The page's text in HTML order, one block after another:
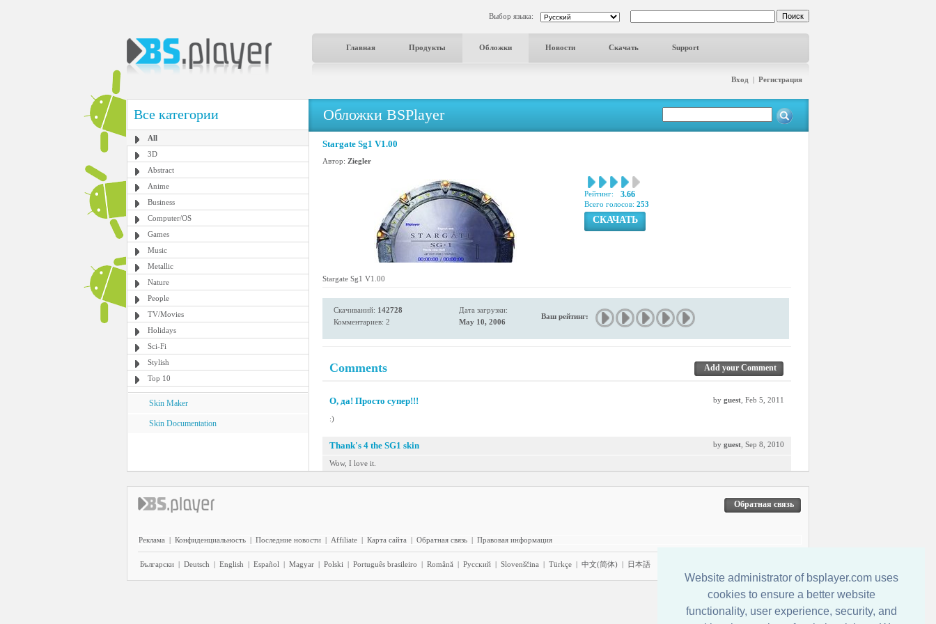
Website administrator of bsplayer.com uses
cookies to ensure a better website
functionality, user experience, security, and
Выбор языка:
Главная Продукты Обложки Новости Скачать Support
Вход | Регистрация
Все категории
All
3D
Abstract
Anime
Business
Computer/OS
Games
Music
Metallic
Nature
People
TV/Movies
Holidays
Sci-Fi
Stylish
Top 10
Skin Maker
Skin Documentation
Обложки BSPlayer
Stargate Sg1 V1.00
Автор: Ziegler
Рейтинг: 3.66
Всего голосов: 253
СКАЧАТЬ
Stargate Sg1 V1.00
Скачиваний: 142728
Комментариев: 2
Дата загрузки:
May 10, 2006
Ваш рейтинг:
Comments Add your Comment
О, да! Просто супер!!! by guest , Feb 5, 2011
:)
Thank's 4 the SG1 skin by guest , Sep 8, 2010
Wow, I love it.
Обратная связь
Реклама | Конфиденциальность | Последние новости | Affiliate | Карта сайта | Обратная связь | Правовая информация
Български | Deutsch | English | Español | Magyar | Polski | Português brasileiro | Română | Pyccĸий | Slovenščina | Türkçe | 中文(简体) | 日本語